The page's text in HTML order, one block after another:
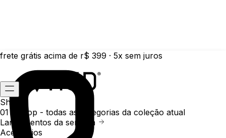
frete grátis acima de r$ 399 · 5x sem juros
Shop
01 /
Shop - todas as categorias da coleção atual
Lançamentos da semana
Acessórios